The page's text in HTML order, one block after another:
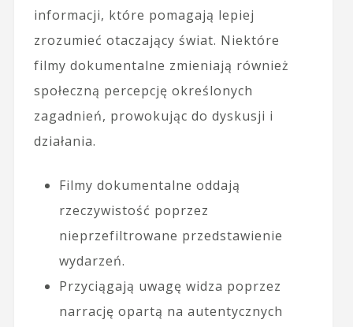
informacji, które pomagają lepiej
zrozumieć otaczający świat. Niektóre
filmy dokumentalne zmieniają również
społeczną percepcję określonych
zagadnień, prowokując do dyskusji i
działania.
Filmy dokumentalne oddają
rzeczywistość poprzez
nieprzefiltrowane przedstawienie
wydarzeń.
Przyciągają uwagę widza poprzez
narrację opartą na autentycznych